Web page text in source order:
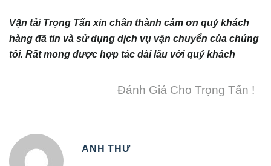
Vận tải Trọng Tấn xin chân thành cảm ơn quý khách
hàng đã tin và sử dụng dịch vụ vận chuyển của chúng
tôi. Rất mong được hợp tác dài lâu với quý khách
Đánh Giá Cho Trọng Tấn !
ANH THƯ